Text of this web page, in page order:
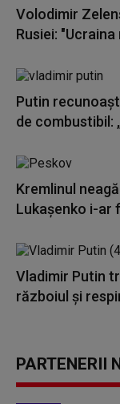
Volodimir
Rusiei:
Putin
de combustibil:
Kremlinul
Lukaşenko i-ar
Vladimir Putin
războiul și
PARTENERII